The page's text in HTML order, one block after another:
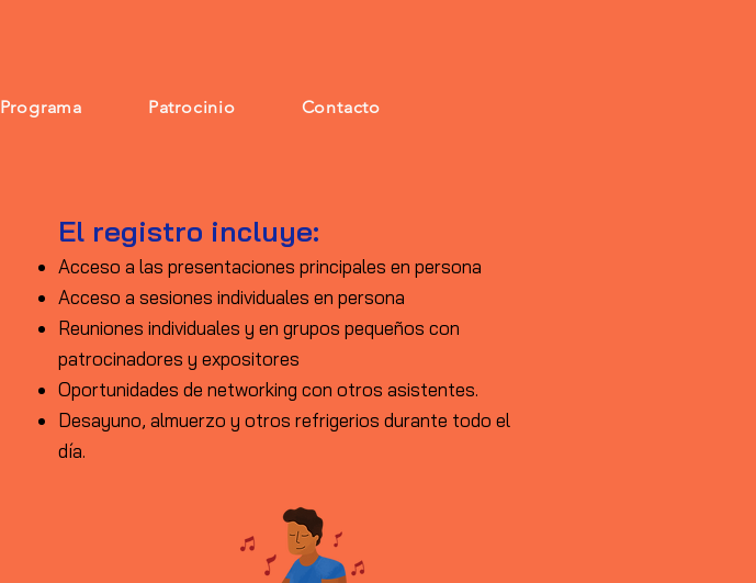
Programa Patrocinio Contacto
El registro incluye:
Acceso a las presentaciones principales en persona
Acceso a sesiones individuales en persona
Reuniones individuales y en grupos pequeños con
patrocinadores y expositores
Oportunidades de networking con otros asistentes.
Desayuno, almuerzo y otros refrigerios durante todo el
día.